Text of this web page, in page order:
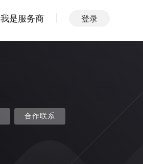
我是服务商 登录
合作联系